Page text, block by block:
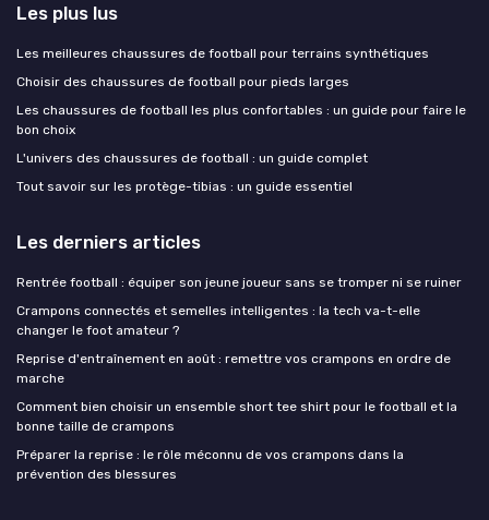
Les plus lus
Les meilleures chaussures de football pour terrains synthétiques
Choisir des chaussures de football pour pieds larges
Les chaussures de football les plus confortables : un guide pour faire le
bon choix
L'univers des chaussures de football : un guide complet
Tout savoir sur les protège-tibias : un guide essentiel
Les derniers articles
Rentrée football : équiper son jeune joueur sans se tromper ni se ruiner
Crampons connectés et semelles intelligentes : la tech va-t-elle
changer le foot amateur ?
Reprise d'entraînement en août : remettre vos crampons en ordre de
marche
Comment bien choisir un ensemble short tee shirt pour le football et la
bonne taille de crampons
Préparer la reprise : le rôle méconnu de vos crampons dans la
prévention des blessures